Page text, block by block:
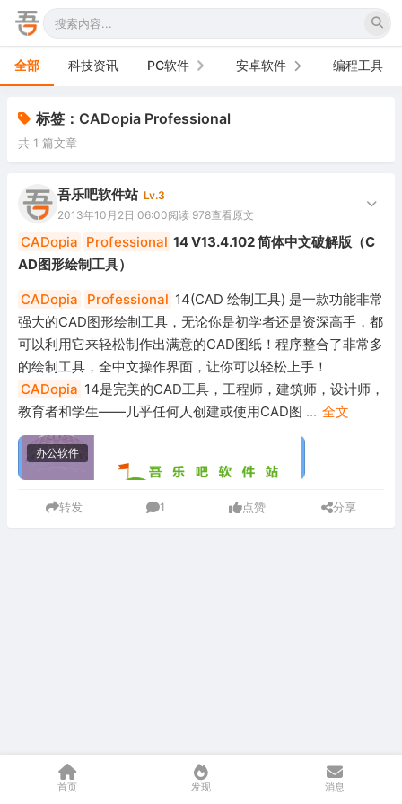
首页 发现 消息
全部 科技资讯 PC软件
办公软件
网络软件
图形图像
游戏娱乐
安全防御
系统下载
系统工具
安卓软件
手机软件
电视软件
车机软件
编程工具
标签：CADopia Professional
共 1 篇文章
吾乐吧软件站 Lv.3
2013年10月2日 06:00阅读 978查看原文
CADopia Professional 14 V13.4.102 简体中文破解版（C
AD图形绘制工具）
CADopia Professional 14(CAD 绘制工具) 是一款功能非常
强大的CAD图形绘制工具，无论你是初学者还是资深高手，都
可以利用它来轻松制作出满意的CAD图纸！程序整合了非常多
的绘制工具，全中文操作界面，让你可以轻松上手！
CADopia 14是完美的CAD工具，工程师，建筑师，设计师，
教育者和学生——几乎任何人创建或使用CAD图 ... 全文
办公软件
转发 1 点赞 分享